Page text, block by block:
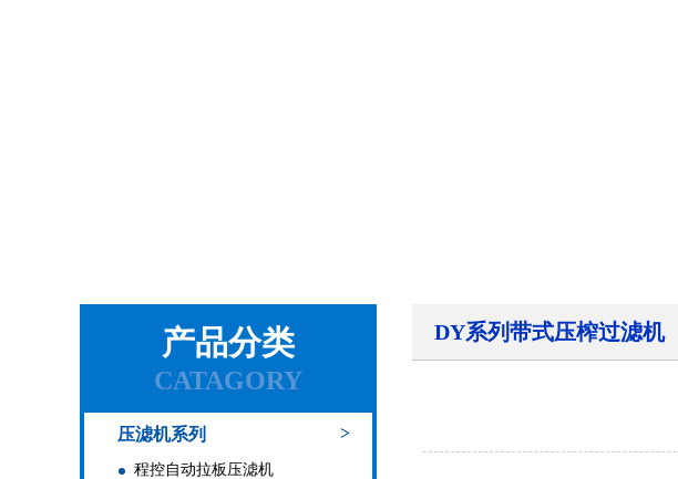
DY系列带式压榨过滤机
产品分类
CATAGORY
>
压滤机系列
程控自动拉板压滤机